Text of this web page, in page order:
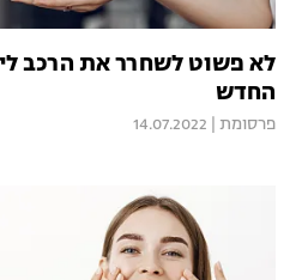
לא פשוט לשחרר את הרכב
החדש
פרסומת 14.07.2022